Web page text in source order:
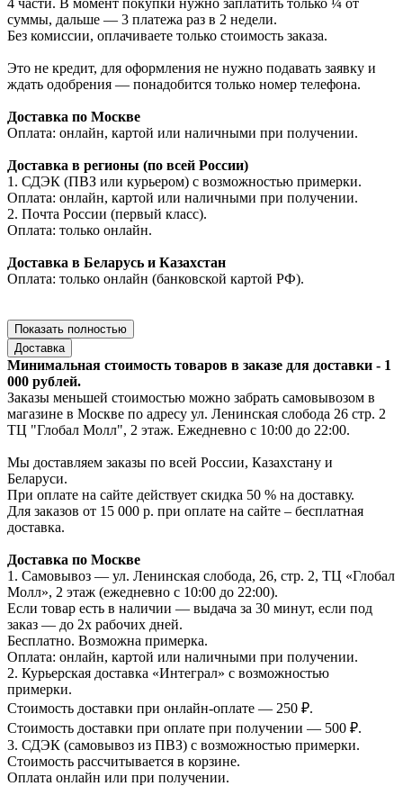
суммы, дальше — 3 платежа раз в 2 недели.
Без комиссии, оплачиваете только стоимость заказа.
Это не кредит, для оформления не нужно подавать заявку и
ждать одобрения — понадобится только номер телефона.
Доставка по Москве
Оплата: онлайн, картой или наличными при получении.
Доставка в регионы (по всей России)
1. СДЭК (ПВЗ или курьером) с возможностью примерки.
Оплата: онлайн, картой или наличными при получении.
2. Почта России (первый класс).
Оплата: только онлайн.
Доставка в Беларусь и Казахстан
Оплата: только онлайн (банковской картой РФ).
Показать полностью
Доставка
Минимальная стоимость товаров в заказе для доставки - 1
000 рублей.
Заказы меньшей стоимостью можно забрать самовывозом в
магазине в Москве по адресу ул. Ленинская слобода 26 стр. 2
ТЦ "Глобал Молл", 2 этаж. Ежедневно с 10:00 до 22:00.
Мы доставляем заказы по всей России, Казахстану и
Беларуси.
При оплате на сайте действует скидка 50 % на доставку.
Для заказов от 15 000 р. при оплате на сайте – бесплатная
доставка.
Доставка по Москве
1. Самовывоз — ул. Ленинская слобода, 26, стр. 2, ТЦ «Глобал
Молл», 2 этаж (ежедневно с 10:00 до 22:00).
Если товар есть в наличии — выдача за 30 минут, если под
заказ — до 2х рабочих дней.
Бесплатно. Возможна примерка.
Оплата: онлайн, картой или наличными при получении.
2. Курьерская доставка «Интеграл» с возможностью
примерки.
Стоимость доставки при онлайн-оплате — 250 ₽.
Стоимость доставки при оплате при получении — 500 ₽.
3. СДЭК (самовывоз из ПВЗ) с возможностью примерки.
Стоимость рассчитывается в корзине.
Оплата онлайн или при получении.